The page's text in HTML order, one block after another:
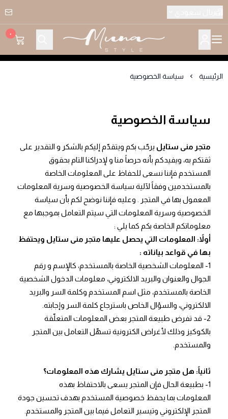
متجر منى ستايل للملابس النسائيه
٠
الرئيسية سياسة الخصوصية
سياسة الخصوصية
متجر منى ستايل يرحّب بكم ويتقدّم إليكم بالشكر و التقدير على
ثقتكم به، ويفيدكم بأنه حرصاً منا و لإدراكنا التام بحقوق
المستخدم فإننا نسعى للحفاظ على المعلومات الخاصة
بالمستخدمين وفقاً لآلية سياسة الخصوصية وسرية المعلومات
المعمول بها في المتجر . وعليه فإننا نوضح لكم بأن سياسة
الخصوصية وسرية المعلومات التي سيتم التعامل بموجبها مع
معلوماتكم الخاصة بكم كما يلي :
أولاً: المعلومات التي يحصل عليها متجر منى ستايل ويحتفظ
بها في قواعد بياناته :
1- المعلومات الشخصية الخاصة بالمستخدم، كالإسم و رقم
الجوال والعنوان والبريد الالكتروني، معلومات الدخول الشخصية
الخاصة بالمستخدم، مثل اسم المستخدم وكلمة السر والبريد
الالكتروني، والسؤال الخاص باسترجاع كلمة السر وإجابته.
2- قد تفرض طبيعة المتجر بعض المعلومات المتعلّقة
بالكوكيز وذلك لأغراض الكترونية تسهّل التعامل بين المتجر
والمستخدم.
ثانياً: هل متجر منى ستايل يشارك هذه المعلومات؟
1- بطبيعة الحال فإن المتجر يسعى بالاحتفاظ بهذه
المعلومات بما يحفظ خصوصية المستخدم بهدف تحسين جودة
المتجر الإلكتروني وتيسير التعامل فيما بين المتجر والمستخدم.